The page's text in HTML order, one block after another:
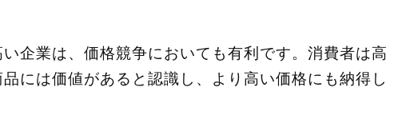
企業は、価格競争においても有利です。消費者は高
には価値があると認識し、より高い価格にも納得し